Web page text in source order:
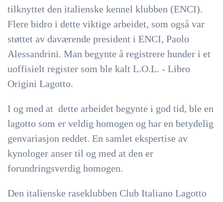
tilknyttet den italienske kennel klubben (ENCI).
Flere bidro i dette viktige arbeidet, som også var
støttet av daværende president i ENCI, Paolo
Alessandrini. Man begynte å registrere hunder i et
uoffisielt register som ble kalt L.O.L. - Libro
Origini Lagotto.
I og med at dette arbeidet begynte i god tid, ble en
lagotto som er veldig homogen og har en betydelig
genvariasjon reddet. En samlet ekspertise av
kynologer anser til og med at den er
forundringsverdig homogen.
Den italienske raseklubben Club Italiano Lagotto